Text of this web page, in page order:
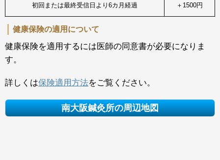
初回または最終受信日より6カ月経過 ＋1500円
健康保険の適用について
健康保険を適用するには医師の同意書が必要になりま
す。
詳しくは保険適用方法をご覧ください。
南大阪鍼灸所の周辺地図